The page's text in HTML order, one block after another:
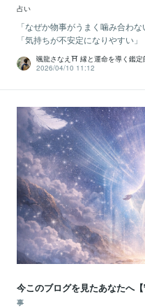
占い
「なぜか物事がうまく噛み合わ
「気持ちが不安定になりやすい
颯龍さなえ⛩ 縁と運命を導く鑑定
2026/04/10 11:12
今このブログを見たあなたへ
事